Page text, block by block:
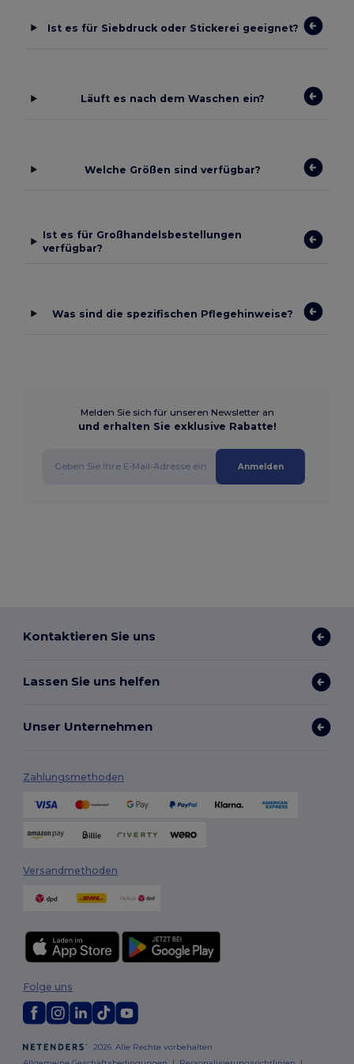
Ist es für Siebdruck oder Stickerei geeignet?
Läuft es nach dem Waschen ein?
Welche Größen sind verfügbar?
Ist es für Großhandelsbestellungen
verfügbar?
Was sind die spezifischen Pflegehinweise?
Melden Sie sich für unseren Newsletter an
und erhalten Sie exklusive Rabatte!
Anmelden
Kontaktieren Sie uns
Lassen Sie uns helfen
Unser Unternehmen
Zahlungsmethoden
Versandmethoden
2026. Alle Rechte vorbehalten
Folge uns